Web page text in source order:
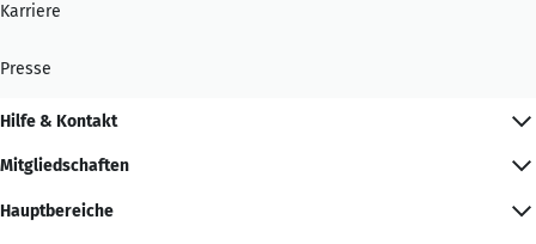
Karriere
Presse
Hilfe & Kontakt
Mitgliedschaften
Hauptbereiche